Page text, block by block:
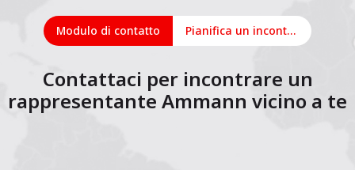
Modulo di contatto Pianifica un incontro online
Contattaci per incontrare un
rappresentante Ammann vicino a te